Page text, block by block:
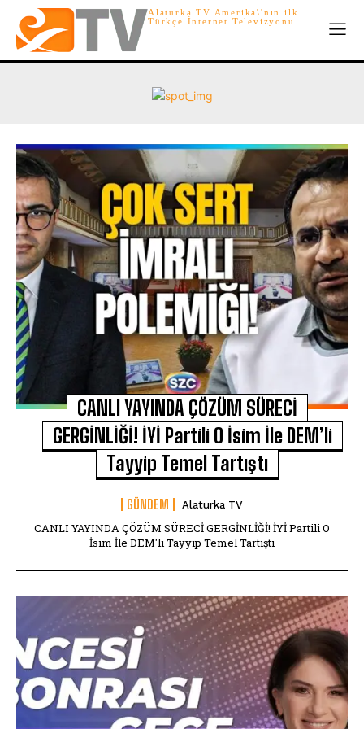
Alaturka TV Amerika\'nın ilk
Türkçe İnternet Televizyonu
CANLI YAYINDA ÇÖZÜM SÜRECİ
GERGİNLİĞİ! İYİ Partili O İsim İle DEM’li
Tayyip Temel Tartıştı
GÜNDEM Alaturka TV
CANLI YAYINDA ÇÖZÜM SÜRECİ GERGİNLİĞİ! İYİ Partili O
İsim İle DEM'li Tayyip Temel Tartıştı